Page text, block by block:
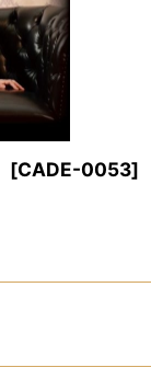
[CADE-0053]